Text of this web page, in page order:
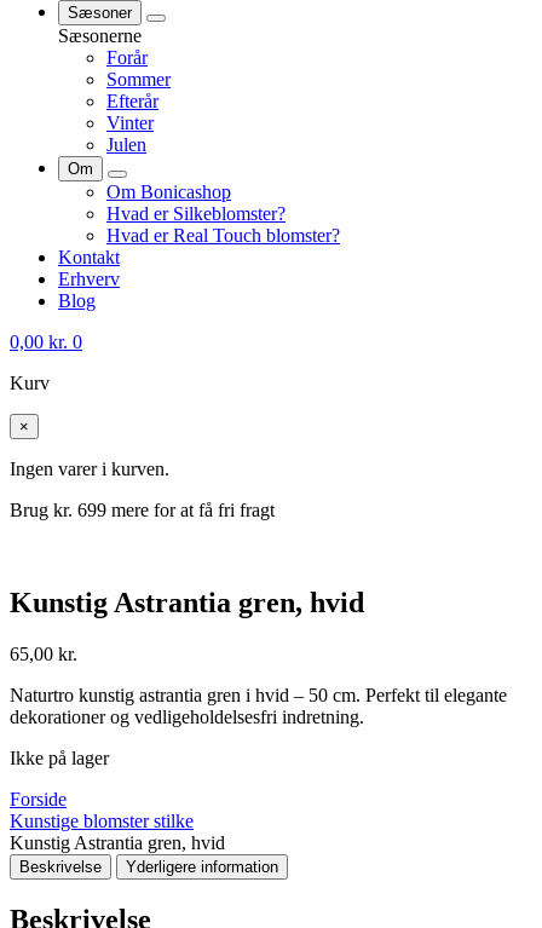
Sæsoner
Sæsonerne
Forår
Sommer
Efterår
Vinter
Julen
Om
Om Bonicashop
Hvad er Silkeblomster?
Hvad er Real Touch blomster?
Kontakt
Erhverv
Blog
0,00 kr. 0
Kurv
×
Ingen varer i kurven.
Brug kr. 699 mere for at få fri fragt
Kunstig Astrantia gren, hvid
65,00 kr.
Naturtro kunstig astrantia gren i hvid – 50 cm. Perfekt til elegante
dekorationer og vedligeholdelsesfri indretning.
Ikke på lager
Forside
Kunstige blomster stilke
Kunstig Astrantia gren, hvid
Beskrivelse Yderligere information
Beskrivelse